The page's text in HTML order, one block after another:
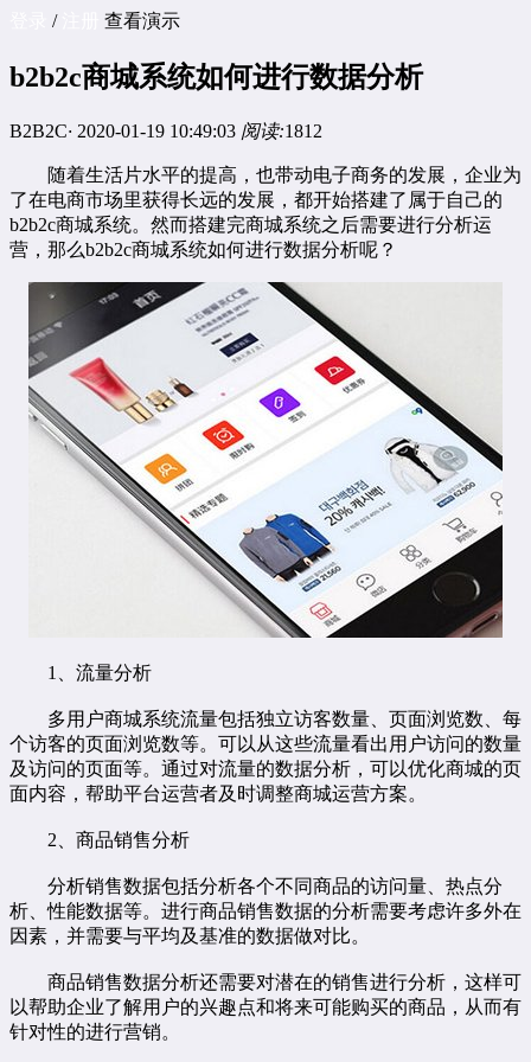
/注册 查看演示
b2b2c商城系统如何进行数据分析
B2B2C· 2020-01-19 10:49:03 阅读:1812
随着生活片水平的提高，也带动电子商务的发展，企业为
了在电商市场里获得长远的发展，都开始搭建了属于自己的
b2b2c商城系统。然而搭建完商城系统之后需要进行分析运
营，那么b2b2c商城系统如何进行数据分析呢？
1、流量分析
多用户商城系统流量包括独立访客数量、页面浏览数、每
个访客的页面浏览数等。可以从这些流量看出用户访问的数量
及访问的页面等。通过对流量的数据分析，可以优化商城的页
面内容，帮助平台运营者及时调整商城运营方案。
2、商品销售分析
分析销售数据包括分析各个不同商品的访问量、热点分
析、性能数据等。进行商品销售数据的分析需要考虑许多外在
因素，并需要与平均及基准的数据做对比。
商品销售数据分析还需要对潜在的销售进行分析，这样可
以帮助企业了解用户的兴趣点和将来可能购买的商品，从而有
针对性的进行营销。